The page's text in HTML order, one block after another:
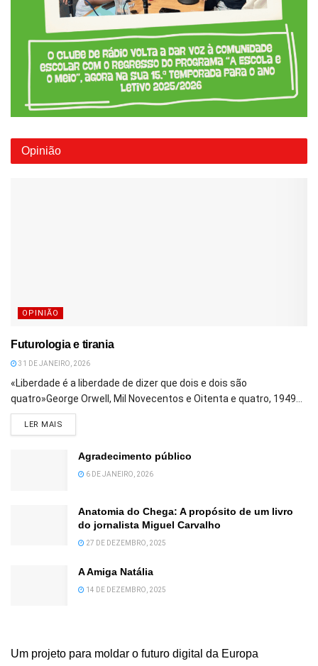
Opinião
OPINIÃO
Futurologia e tirania
31 DE JANEIRO, 2026
«Liberdade é a liberdade de dizer que dois e dois são
quatro»George Orwell, Mil Novecentos e Oitenta e quatro, 1949...
LER MAIS
Agradecimento público
6 DE JANEIRO, 2026
Anatomia do Chega: A propósito de um livro
do jornalista Miguel Carvalho
27 DE DEZEMBRO, 2025
A Amiga Natália
14 DE DEZEMBRO, 2025
Um projeto para moldar o futuro digital da Europa